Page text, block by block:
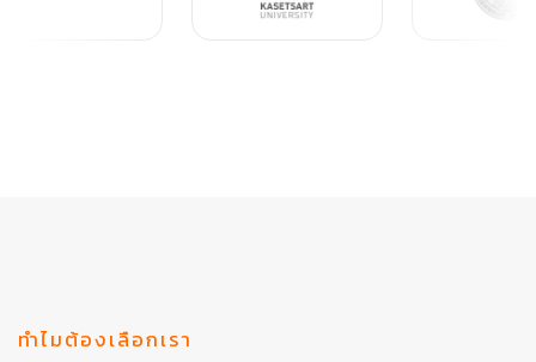
ทำไมต้องเลือกเรา